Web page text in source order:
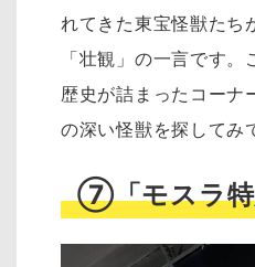
れてきた東宝怪獣たち
「壮観」の一言です
歴史が詰まったコーナ
の深い怪獣を探してみ
⑦「モスラ特